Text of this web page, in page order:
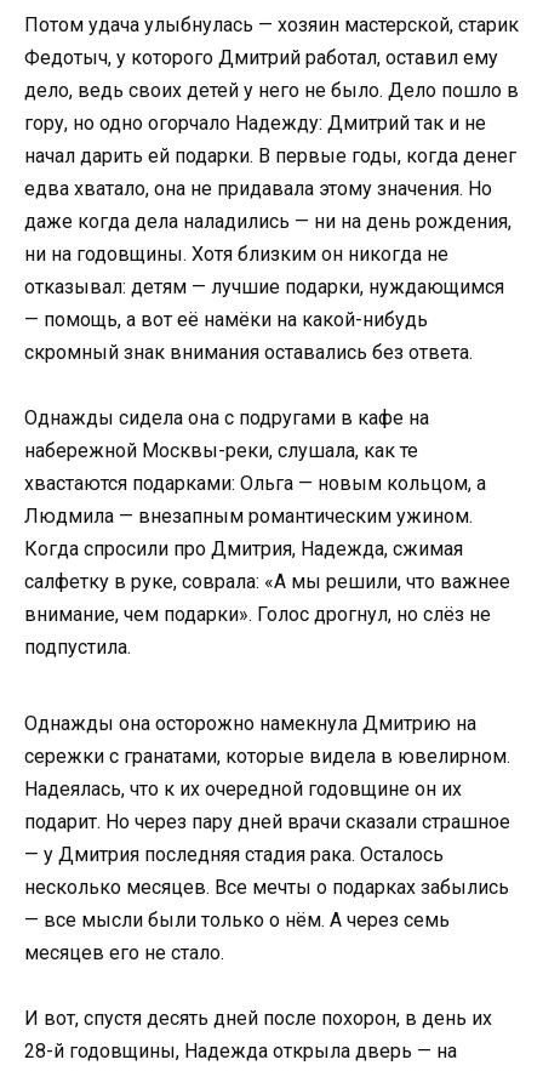
Потом удача улыбнулась — хозяин мастерской, старик
Федотыч, у которого Дмитрий работал, оставил ему
дело, ведь своих детей у него не было. Дело пошло в
гору, но одно огорчало Надежду: Дмитрий так и не
начал дарить ей подарки. В первые годы, когда денег
едва хватало, она не придавала этому значения. Но
даже когда дела наладились — ни на день рождения,
ни на годовщины. Хотя близким он никогда не
отказывал: детям — лучшие подарки, нуждающимся
— помощь, а вот её намёки на какой-нибудь
скромный знак внимания оставались без ответа.
Однажды сидела она с подругами в кафе на
набережной Москвы-реки, слушала, как те
хвастаются подарками: Ольга — новым кольцом, а
Людмила — внезапным романтическим ужином.
Когда спросили про Дмитрия, Надежда, сжимая
салфетку в руке, соврала: «А мы решили, что важнее
внимание, чем подарки». Голос дрогнул, но слёз не
подпустила.
Однажды она осторожно намекнула Дмитрию на
сережки с гранатами, которые видела в ювелирном.
Надеялась, что к их очередной годовщине он их
подарит. Но через пару дней врачи сказали страшное
— у Дмитрия последняя стадия рака. Осталось
несколько месяцев. Все мечты о подарках забылись
— все мысли были только о нём. А через семь
месяцев его не стало.
И вот, спустя десять дней после похорон, в день их
28-й годовщины, Надежда открыла дверь — на